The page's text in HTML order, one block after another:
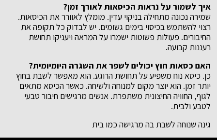
איך לשמור על נראות הכיסאות לאורך זמן?
שמירה נכונה מתחילה בניקוי עדין. מומלץ לאוורר את הכיסאות.
רצוי להשתמש בכיסוי בימים גשומים. יש לבדוק כל תקופה את
החיבורים. פעולות פשוטות ישמרו על המראה ויעניקו תחושת
רעננות קבועה.
האם כסאות חוץ יכולים לשפר את השגרה היומיומית?
כן. כיסא נוח משפיע על תחושת הרוגע. הוא מאפשר לשבת בחוץ
יותר זמן. הוא יוצר מקום למנוחה ולשיחה. כאשר הכיסא מתאים
לגוף, החוויה החיצונית משתפרת. אנשים מרגישים חיבור טבעי
לטבע ולבית.
גינה שנוחה לשבת בה מרגישה כמו בית